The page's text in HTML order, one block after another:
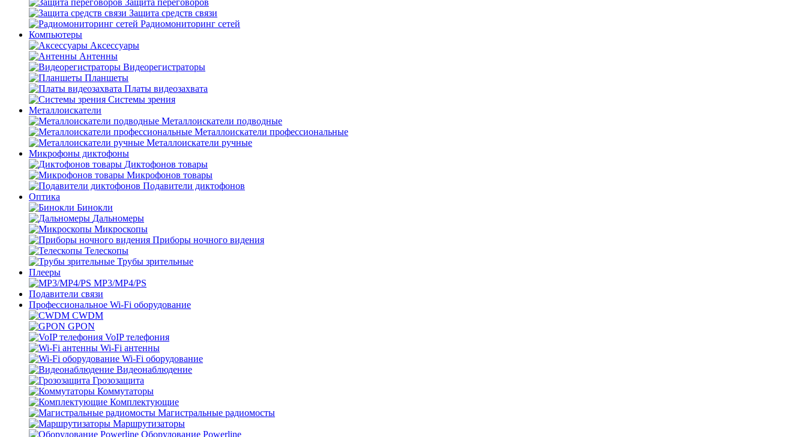
Защита переговоров
Защита средств связи
Радиомониторинг сетей
Компьютеры
Аксессуары
Антенны
Видеорегистраторы
Планшеты
Платы видеозахвата
Системы зрения
Металлоискатели
Металлоискатели подводные
Металлоискатели профессиональные
Металлоискатели ручные
Микрофоны диктофоны
Диктофонов товары
Микрофонов товары
Подавители диктофонов
Оптика
Бинокли
Дальномеры
Микроскопы
Приборы ночного видения
Телескопы
Трубы зрительные
Плееры
MP3/MP4/PS
Подавители связи
Профессиональное Wi-Fi оборудование
CWDM
GPON
VoIP телефония
Wi-Fi антенны
Wi-Fi оборудование
Видеонаблюдение
Грозозащита
Коммутаторы
Комплектующие
Магистральные радиомосты
Маршрутизаторы
Оборудование Powerline